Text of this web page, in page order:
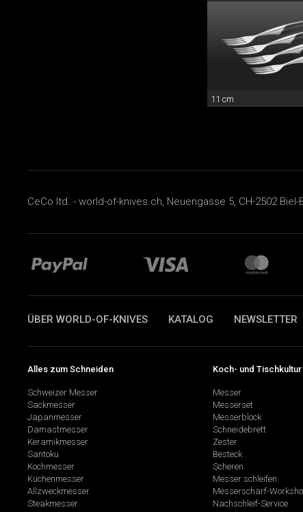
11 cm
CeCo ltd. - world-of-knives.ch, Neuengasse 5, CH-2502 Biel-
ÜBER WORLD-OF-KNIVES KATALOG NEWSLETTER
Alles zum Schneiden
Schweizer Messer
Sackmesser
Japanmesser
Damastmesser
Keramikmesser
Santoku
Kochmesser
Küchenmesser
Allzweckmesser
Steakmesser
Koch- und Tischkultur
Messer
Messerset
Messerblock
Schneidebrett
Zester
Besteck
Scheren
Messer schleifen
Messerschärf-
Nachschleif-Service